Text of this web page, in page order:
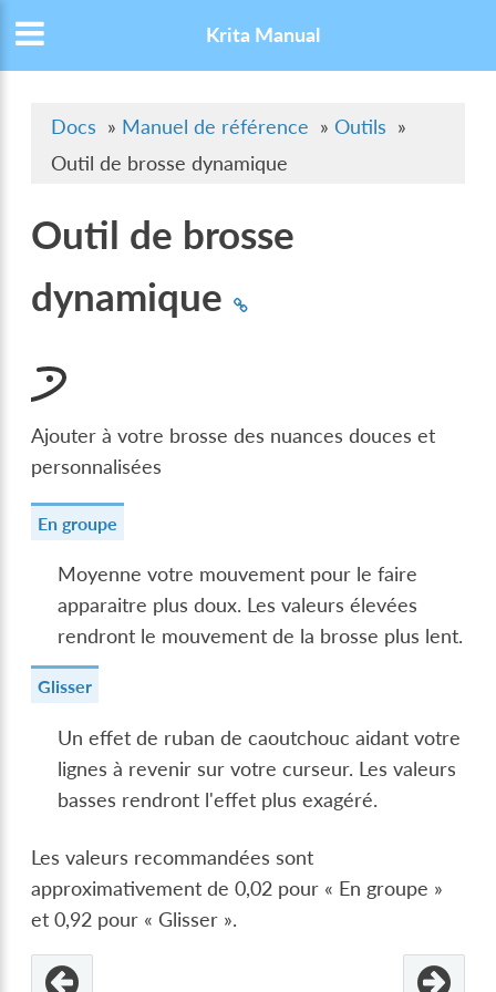
Krita Manual
Docs » Manuel de référence » Outils »
Outil de brosse dynamique
Outil de brosse
dynamique
Ajouter à votre brosse des nuances douces et
personnalisées
En groupe
Moyenne votre mouvement pour le faire
apparaitre plus doux. Les valeurs élevées
rendront le mouvement de la brosse plus lent.
Glisser
Un effet de ruban de caoutchouc aidant votre
lignes à revenir sur votre curseur. Les valeurs
basses rendront l'effet plus exagéré.
Les valeurs recommandées sont
approximativement de 0,02 pour « En groupe »
et 0,92 pour « Glisser ».